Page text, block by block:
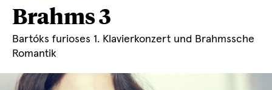
Brahms 3
Bartóks furioses 1. Klavierkonzert und Brahmssche
Romantik